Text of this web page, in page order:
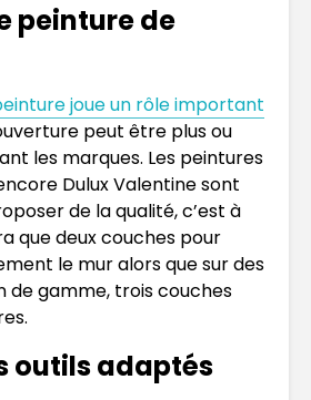
peinture de
joue un rôle important
peut être plus ou
les marques. Les peintures
Dulux Valentine sont
de la qualité, c’est à
que deux couches pour
le mur alors que sur des
de gamme, trois couches
outils adaptés